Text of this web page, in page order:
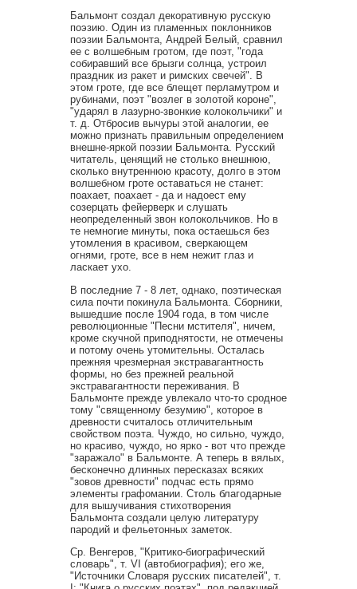
Бальмонт создал декоративную русскую
поэзию. Один из пламенных поклонников
поэзии Бальмонта, Андрей Белый, сравнил
ее с волшебным гротом, где поэт, "года
собиравший все брызги солнца, устроил
праздник из ракет и римских свечей". В
этом гроте, где все блещет перламутром и
рубинами, поэт "возлег в золотой короне",
"ударял в лазурно-звонкие колокольчики" и
т. д. Отбросив вычуры этой аналогии, ее
можно признать правильным определением
внешне-яркой поэзии Бальмонта. Русский
читатель, ценящий не столько внешнюю,
сколько внутреннюю красоту, долго в этом
волшебном гроте оставаться не станет:
поахает, поахает - да и надоест ему
созерцать фейерверк и слушать
неопределенный звон колокольчиков. Но в
те немногие минуты, пока остаешься без
утомления в красивом, сверкающем
огнями, гроте, все в нем нежит глаз и
ласкает ухо.
В последние 7 - 8 лет, однако, поэтическая
сила почти покинула Бальмонта. Сборники,
вышедшие после 1904 года, в том числе
революционные "Песни мстителя", ничем,
кроме скучной приподнятости, не отмечены
и потому очень утомительны. Осталась
прежняя чрезмерная экстравагантность
формы, но без прежней реальной
экстравагантности переживания. В
Бальмонте прежде увлекало что-то сродное
тому "священному безумию", которое в
древности считалось отличительным
свойством поэта. Чуждо, но сильно, чуждо,
но красиво, чуждо, но ярко - вот что прежде
"заражало" в Бальмонте. А теперь в вялых,
бесконечно длинных пересказах всяких
"зовов древности" подчас есть прямо
элементы графомании. Столь благодарные
для вышучивания стихотворения
Бальмонта создали целую литературу
пародий и фельетонных заметок.
Ср. Венгеров, "Критико-биографический
словарь", т. VI (автобиография); его же,
"Источники Словаря русских писателей", т.